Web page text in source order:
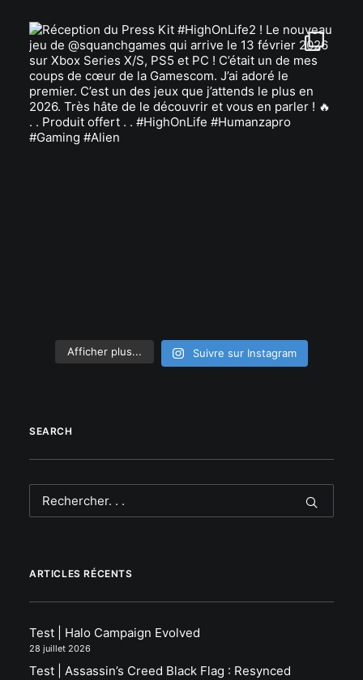
Afficher plus... Suivre sur Instagram
SEARCH
ARTICLES RÉCENTS
Test | Halo Campaign Evolved
28 juillet 2026
Test | Assassin’s Creed Black Flag : Resynced